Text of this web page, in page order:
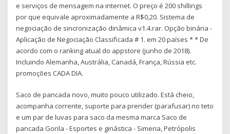
e serviços de mensagem na internet. O preço é 200 shillings
por que equivale aproximadamente a R$0,20. Sistema de
negociação de sincronização dinâmica v1.4.rar. Opção binária -
Aplicação de Negociação Classificada # 1. em 20 países * * De
acordo com o ranking atual do appstore (junho de 2018).
Incluindo Alemanha, Austrália, Canadá, França, Rússia etc.
promoções CADA DIA.
Saco de pancada novo, muito pouco utilizado. Está cheio,
acompanha corrente, suporte para prender (parafusar) no teto
e um par de luvas para saco da mesma marca Saco de
pancada Gorila - Esportes e ginástica - Simeria, Petrópolis